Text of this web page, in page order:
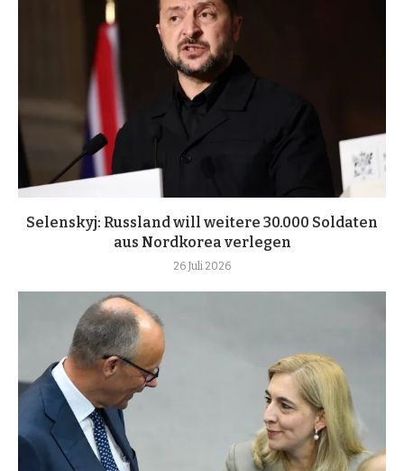
Selenskyj: Russland will weitere 30.000 Soldaten
aus Nordkorea verlegen
26 Juli 2026